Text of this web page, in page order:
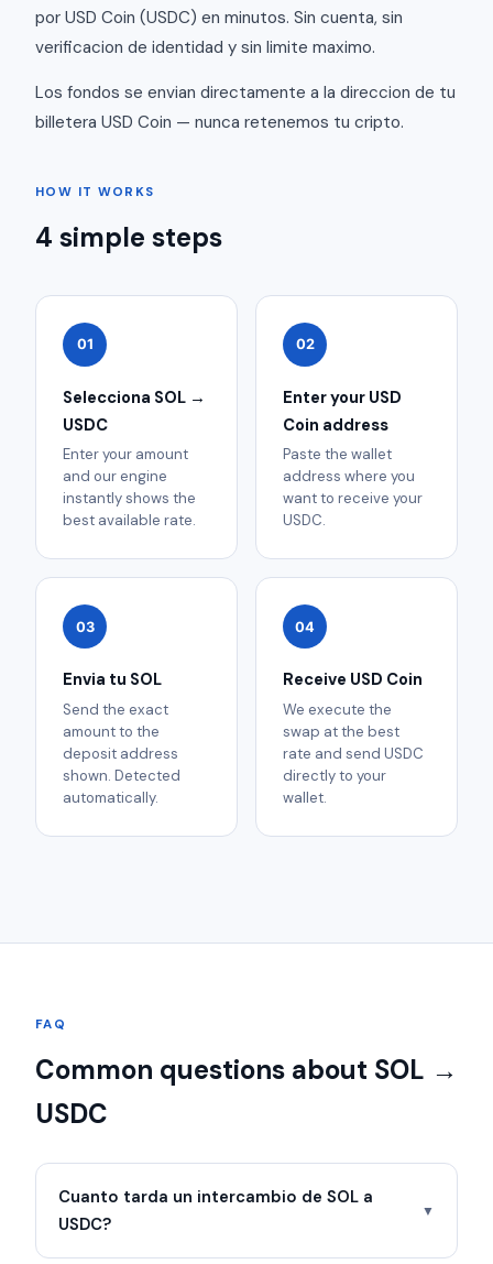
por USD Coin (USDC) en minutos. Sin cuenta, sin
verificacion de identidad y sin limite maximo.
Los fondos se envian directamente a la direccion de tu
billetera USD Coin — nunca retenemos tu cripto.
HOW IT WORKS
4 simple steps
01
Selecciona SOL →
USDC
Enter your amount
and our engine
instantly shows the
best available rate.
02
Enter your USD
Coin address
Paste the wallet
address where you
want to receive your
USDC.
03
Envia tu SOL
Send the exact
amount to the
deposit address
shown. Detected
automatically.
04
Receive USD Coin
We execute the
swap at the best
rate and send USDC
directly to your
wallet.
FAQ
Common questions about SOL →
USDC
Cuanto tarda un intercambio de SOL a
USDC?
▼